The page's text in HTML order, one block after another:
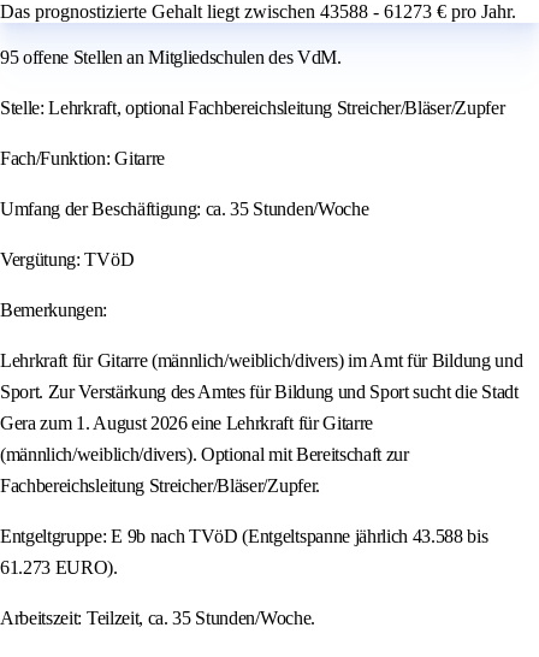
Das prognostizierte Gehalt liegt zwischen 43588 - 61273 € pro Jahr.
95 offene Stellen an Mitgliedschulen des VdM.
Stelle: Lehrkraft, optional Fachbereichsleitung Streicher/Bläser/Zupfer
Fach/Funktion: Gitarre
Umfang der Beschäftigung: ca. 35 Stunden/Woche
Vergütung: TVöD
Bemerkungen:
Lehrkraft für Gitarre (männlich/weiblich/divers) im Amt für Bildung und
Sport. Zur Verstärkung des Amtes für Bildung und Sport sucht die Stadt
Gera zum 1. August 2026 eine Lehrkraft für Gitarre
(männlich/weiblich/divers). Optional mit Bereitschaft zur
Fachbereichsleitung Streicher/Bläser/Zupfer.
Entgeltgruppe: E 9b nach TVöD (Entgeltspanne jährlich 43.588 bis
61.273 EURO).
Arbeitszeit: Teilzeit, ca. 35 Stunden/Woche.